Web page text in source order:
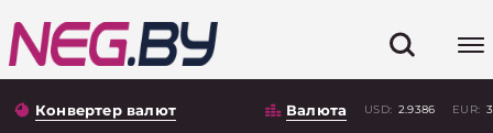
Конвертер валют Валюта USD: 2.9386 EUR: